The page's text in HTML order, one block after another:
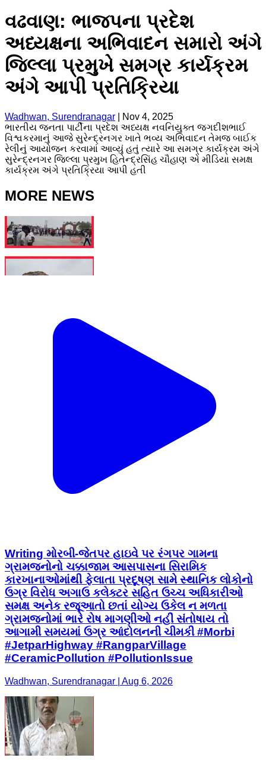
વઢવાણ: ભાજપના પ્રદેશ
અધ્યક્ષના અભિવાદન સમારો અંગે
જિલ્લા પ્રમુખે સમગ્ર કાર્યક્રમ
અંગે આપી પ્રતિક્રિયા
Wadhwan, Surendranagar
Nov 4, 2025
ભારતીય જનતા પાર્ટીના પ્રદેશ અધ્યક્ષ નવનિયુક્ત જગદીશભાઈ
વિશ્વકરમાનું આજે સુરેન્દ્રનગર ખાતે ભવ્ય અભિવાદન તેમજ બાઈક
રેલીનું આયોજન કરવામાં આવ્યું હતું ત્યારે આ સમગ્ર કાર્યક્રમ અંગે
સુરેન્દ્રનગર જિલ્લા પ્રમુખ હિતેન્દ્રસિંહ ચૌહાણ એ મીડિયા સમક્ષ
કાર્યક્રમ અંગે પ્રતિક્રિયા આપી હતી
MORE NEWS
Writing મોરબી-જેતપર હાઇવે પર રંગપર ગામના
ગ્રામજનોનો ચક્કાજામ આસપાસના સિરામિક
કારખાનાઓમાંથી ફેલાતા પ્રદૂષણ સામે સ્થાનિક લોકોનો
ઉગ્ર વિરોધ અગાઉ કલેક્ટર સહિત ઉચ્ચ અધિકારીઓ
સમક્ષ અનેક રજૂઆતો છતાં યોગ્ય ઉકેલ ન મળતા
ગ્રામજનોમાં ભારે રોષ માગણીઓ નહીં સંતોષાય તો
આગામી સમયમાં ઉગ્ર આંદોલનની ચીમકી #Morbi
#JetparHighway #RangparVillage
#CeramicPollution #PollutionIssue
Wadhwan, Surendranagar | Aug 6, 2026